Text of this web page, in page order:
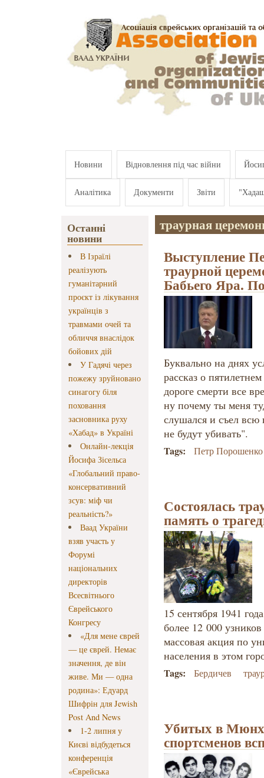
Новини Відновлення під час війни
Аналітика Документи Звіти
Останні
новини
В Ізраїлі
реалізують
гуманітарний
проєкт із лікування
українців з
травмами очей та
обличчя внаслідок
бойових дій
У Гадячі через
пожежу зруйновано
синагогу біля
поховання
засновника руху
«Хабад» в Україні
Онлайн-лекція
Йосифа Зісельса
«Глобальний право-
консервативний
зсув: міф чи
реальність?»
Ваад України
взяв участь у
Форумі
національних
директорів
Всесвітнього
Єврейського
Конгресу
«Для мене єврей
— це єврей. Немає
значення, де він
живе. Ми — одна
родина»: Едуард
Шифрін для Jewish
Post And News
1-2 липня у
Києві відбудеться
конференція
«Єврейська
траурная
Выступление
траурной
Бабьего Яра.
Буквально на днях
рассказ о
дороге смерти все
ну почему ты меня
слушался и съел
не будут убивать".
Tags: Петр Порошенко
Состоялась
память о
15 сентября 1941
более 12 000
массовая акция по
населения в этом
Tags: Бердичев
Убитых в
спортсменов